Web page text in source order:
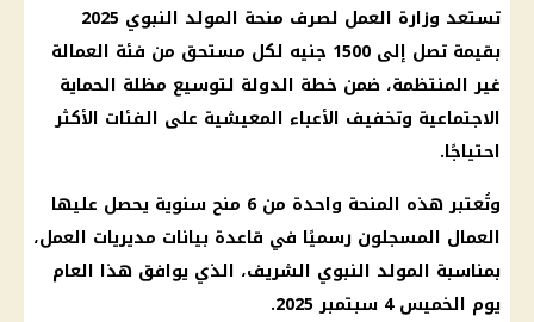
تستعد وزارة العمل لصرف منحة المولد النبوي 2025
بقيمة تصل إلى 1500 جنيه لكل مستحق من فئة العمالة
غير المنتظمة، ضمن خطة الدولة لتوسيع مظلة الحماية
الاجتماعية وتخفيف الأعباء المعيشية على الفئات الأكثر
احتياجًا.
وتُعتبر هذه المنحة واحدة من 6 منح سنوية يحصل عليها
العمال المسجلون رسميًا في قاعدة بيانات مديريات العمل،
بمناسبة المولد النبوي الشريف، الذي يوافق هذا العام
يوم الخميس 4 سبتمبر 2025.